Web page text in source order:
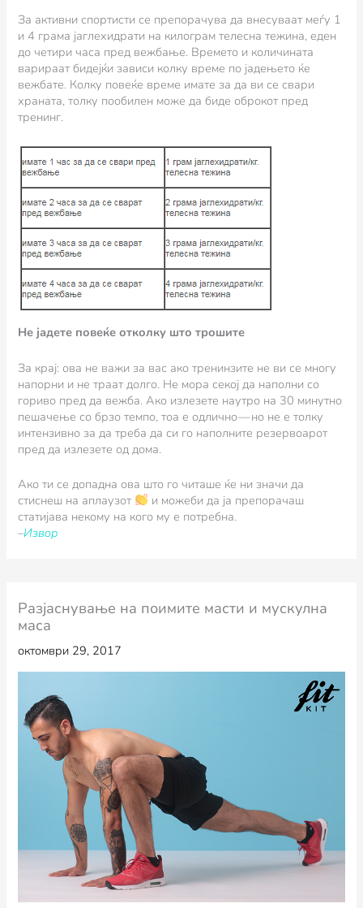
За активни спортисти се препорачува да внесуваат меѓу 1
и 4 грама јаглехидрати на килограм телесна тежина, еден
до четири часа пред вежбање. Времето и количината
варираат бидејќи зависи колку време по јадењето ќе
вежбате. Колку повеќе време имате за да ви се свари
храната, толку пообилен може да биде оброкот пред
тренинг.
Не јадете повеќе отколку што трошите
За крај: ова не важи за вас ако тренинзите не ви се многу
напорни и не траат долго. Не мора секој да наполни со
гориво пред да вежба. Ако излезете наутро на 30 минутно
пешачење со брзо темпо, тоа е одлично — но не е толку
интензивно за да треба да си го наполните резервоарот
пред да излезете од дома.
Ако ти се допадна ова што го читаше ќе ни значи да
стиснеш на аплаузот
и можеби да ја препорачаш
статијава некому на кого му е потребна.
–Извор
Разјаснување на поимите масти и мускулна
маса
октомври 29, 2017